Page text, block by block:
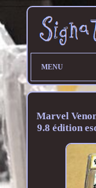
MENU
Marvel
9.8 édition